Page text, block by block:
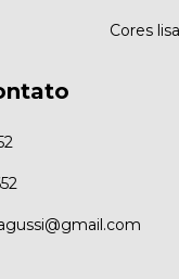
Cores